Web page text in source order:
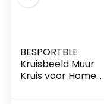
BESPORTBLE
Kruisbeeld Muur
Kruis voor Home